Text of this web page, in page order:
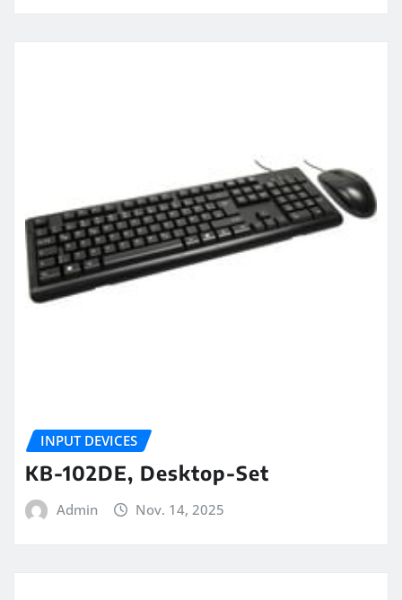
INPUT DEVICES
KB-102DE, Desktop-Set
Admin Nov. 14, 2025